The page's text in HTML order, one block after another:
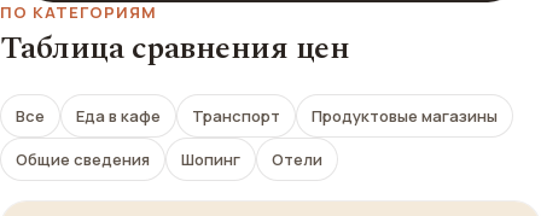
ПО КАТЕГОРИЯМ
Таблица сравнения цен
Все Еда в кафе Транспорт
Продуктовые магазины
Общие сведения
Шопинг Отели